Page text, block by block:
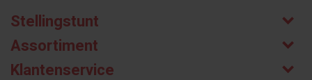
Stellingstunt
Assortiment
Klantenservice